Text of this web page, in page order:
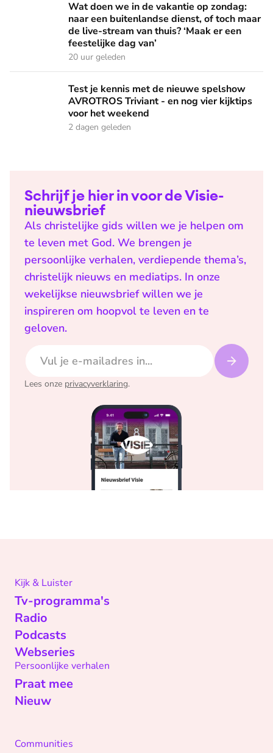
Wat doen we in de vakantie op zondag:
naar een buitenlandse dienst, of toch maar
de live-stream van thuis? ‘Maak er een
feestelijke dag van’
20 uur geleden
Test je kennis met de nieuwe spelshow AVROTROS
Test je kennis met de nieuwe spelshow
AVROTROS Triviant - en nog vier kijktips
voor het weekend
2 dagen geleden
Schrijf je hier in voor de Visie-
nieuwsbrief
Als christelijke gids willen we je helpen om
te leven met God. We brengen je
persoonlijke verhalen, verdiepende thema’s,
christelijk nieuws en mediatips. In onze
wekelijkse nieuwsbrief willen we je
inspireren om hoopvol te leven en te
geloven.
Lees onze privacyverklaring.
Kijk & Luister
Tv-programma's
Radio
Podcasts
Webseries
Persoonlijke verhalen
Praat mee
Nieuw
Communities